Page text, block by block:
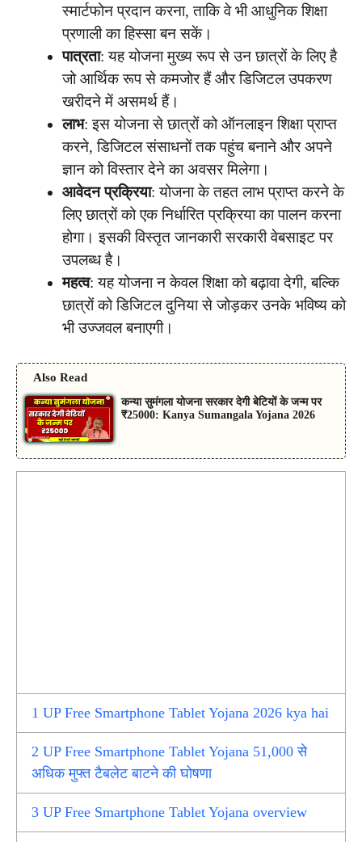
स्मार्टफोन प्रदान करना, ताकि वे भी आधुनिक शिक्षा
प्रणाली का हिस्सा बन सकें।
पात्रता: यह योजना मुख्य रूप से उन छात्रों के लिए है
जो आर्थिक रूप से कमजोर हैं और डिजिटल उपकरण
खरीदने में असमर्थ हैं।
लाभ: इस योजना से छात्रों को ऑनलाइन शिक्षा प्राप्त
करने, डिजिटल संसाधनों तक पहुंच बनाने और अपने
ज्ञान को विस्तार देने का अवसर मिलेगा।
आवेदन प्रक्रिया: योजना के तहत लाभ प्राप्त करने के
लिए छात्रों को एक निर्धारित प्रक्रिया का पालन करना
होगा। इसकी विस्तृत जानकारी सरकारी वेबसाइट पर
उपलब्ध है।
महत्व: यह योजना न केवल शिक्षा को बढ़ावा देगी, बल्कि
छात्रों को डिजिटल दुनिया से जोड़कर उनके भविष्य को
भी उज्जवल बनाएगी।
Also Read
कन्या सुमंगला योजना सरकार देगी बेटियों के जन्म पर
₹25000: Kanya Sumangala Yojana 2026
1 UP Free Smartphone Tablet Yojana 2026 kya hai
2 UP Free Smartphone Tablet Yojana 51,000 से
अधिक मुफ्त टैबलेट बाटने की घोषणा
3 UP Free Smartphone Tablet Yojana overview